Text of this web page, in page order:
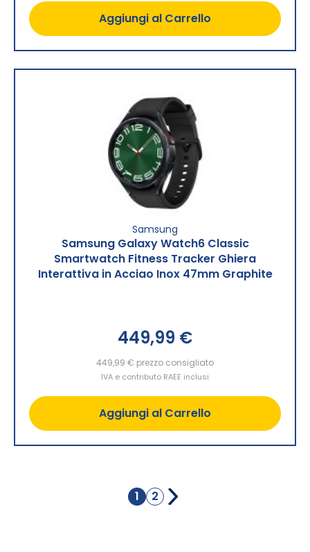
Aggiungi al Carrello
Samsung
Samsung Galaxy Watch6 Classic
Smartwatch Fitness Tracker Ghiera
Interattiva in Acciao Inox 47mm Graphite
449,99 €
449,99 € prezzo consigliato
IVA e contributo RAEE inclusi
Aggiungi al Carrello
Pagina
Attualmente
1 Pagina
2